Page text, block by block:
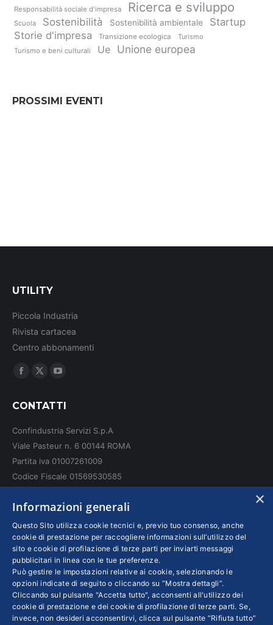
Responsabilità sociale d'impresa Ricerca e sviluppo
Scuola Sostenibilità Sostenibilità ambientale
Startup
Storie d'impresa
Transizione ecologica
Turismo
Turismo e beni culturali
Ue Unione europea
PROSSIMI EVENTI
UTILITY
Piccola Industria
Rivista cartacea
Centro abbonamenti
Ci puoi trovare su:
Facebook
opens
new
window
X
opens
window
opens
window
CONTATTI
Confindustria Servizi S.p.A
Viale Pasteur n. 6 00144 ROMA
Partita iva 01007261009
Codice Fiscale 01569530585
INFO LEGALI
Colophon editoriali
Disclaimer
Privacy
Coordinate Bancarie
×
Informazioni generali
Questo Sito utilizza cookie tecnici e, previo tuo consenso, anche
cookie di prestazione per raccogliere informazioni sull’utilizzo del
sito e cookie di profilazione di terze parti per inviarti messaggi
pubblicitari in linea con le tue preferenze.
Può gestire le impostazioni relative ai cookie, selezionando le
opzioni indicate di seguito o cliccando su “Mostra dettagli”.
Cliccando sul pulsante "Accetta tutto", acconsenti all'utilizzo dei
cookie di prestazione e dei cookie di profilazione di terze parti. Se,
invece, non desideri acconsentirvi, clicca sul pulsante “Rifiuta tutto”